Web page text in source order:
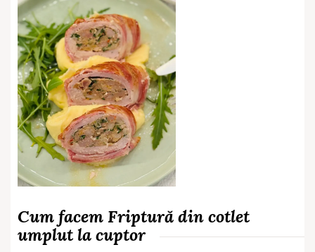
Cum facem Friptură din cotlet
umplut la cuptor